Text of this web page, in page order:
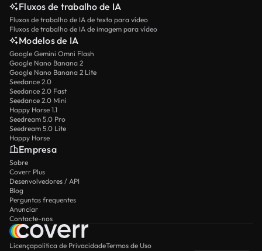
Fluxos de trabalho de IA
Fluxos de trabalho de IA de texto para vídeo
Fluxos de trabalho de IA de imagem para vídeo
Modelos de IA
Google Gemini Omni Flash
Google Nano Banana 2
Google Nano Banana 2 Lite
Seedance 2.0
Seedance 2.0 Fast
Seedance 2.0 Mini
Happy Horse 1.1
Seedream 5.0 Pro
Seedream 5.0 Lite
Happy Horse
Empresa
Sobre
Coverr Plus
Desenvolvedores / API
Blog
Perguntas frequentes
Anunciar
Contacte-nos
Licençapolítica de PrivacidadeTermos de Uso